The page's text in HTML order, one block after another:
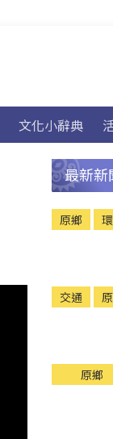
文化小辭典
最新新
原鄉
交通
原鄉